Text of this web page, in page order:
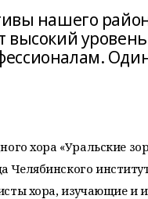
нашего
Один
хора «Уральские
Челябинского
хора, изучающие